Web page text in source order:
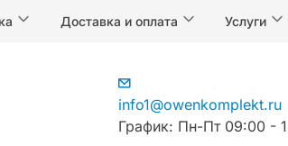
Доставка и оплата Услуги
info1@owenkomplekt.ru
График: Пн-Пт 09:00 -